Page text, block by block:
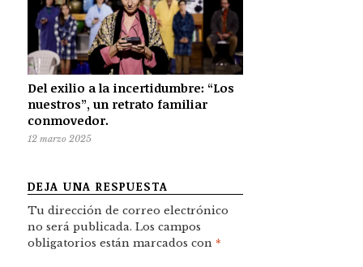
Del exilio a la incertidumbre: “Los
nuestros”, un retrato familiar
conmovedor.
12 marzo 2025
DEJA UNA RESPUESTA
Tu dirección de correo electrónico
no será publicada. Los campos
obligatorios están marcados con *